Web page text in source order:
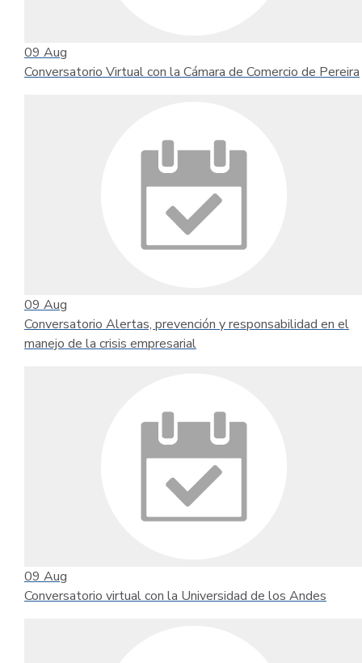
09 Aug
Conversatorio Virtual con la Cámara de Comercio de Pereira
09 Aug
Conversatorio Alertas, prevención y responsabilidad en el
manejo de la crisis empresarial
09 Aug
Conversatorio virtual con la Universidad de los Andes